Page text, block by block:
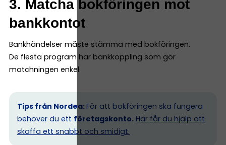
3. Matcha bokföringen mot
bankkontot
Bankhändelser måste stämma med bokföringen.
De flesta program har bankkoppling som gör
matchningen enkel.
Tips från Nordea: För att bokföringen ska fungera
behöver du ett företagskonto. Här får du hjälp att
skaffa ett snabbt och smidigt.